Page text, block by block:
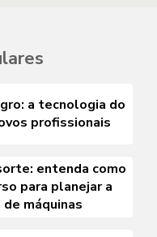
a tecnologia do
profissionais
entenda como
para planejar a
de máquinas